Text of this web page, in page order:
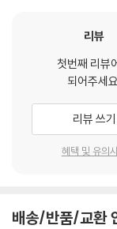
깊이 주의를 기울여야
--- p.576 「17장, 관점
또한 생명과학, 과학
여 분야 간의 경계를
안자, 의료인뿐만 아
용을 담고 있다. 유전
책은 책임감 있는 판
- 애덤 로버츠 (『세상
“빈틈없고, 차분하고,
- 필립 볼 (물리학자, 『마음
리뷰
첫번째 리뷰
되어주세
리뷰 쓰기
혜택 및 유의
배송/반품/교환